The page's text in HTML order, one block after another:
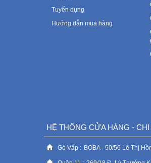
Tuyển dụng
Hướng dẫn mua hàng
HỆ THỐNG CỬA HÀNG -
Gò Vấp : BOBA - 50/56 Lê Thị